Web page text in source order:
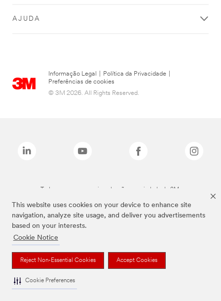
This website uses cookies on your device to enhance site
navigation, analyze site usage, and deliver you advertisements
based on your interests.
Cookie Notice
Reject Non-Essential Cookies Accept Cookies
Cookie Preferences
AJUDA
Informação Legal Política da Privacidade
Preferências de cookies
© 3M 2026. All Rights Reserved.
Todas as marcas mencionadas são propriedade da 3M.